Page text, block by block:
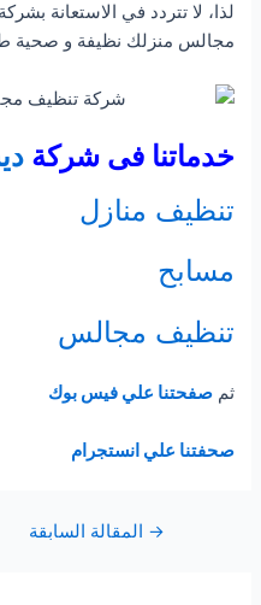
لذا، لا تتردد في الاستعانة
مجالس منزلك نظيفة و صحية
خدماتنا فى شركة
تنظيف منازل
مسابح
تنظيف مجالس
ثمصفحتنا علي فيس بوك
صحفتنا علي انستجرام
Post
→ المقالة السابقة